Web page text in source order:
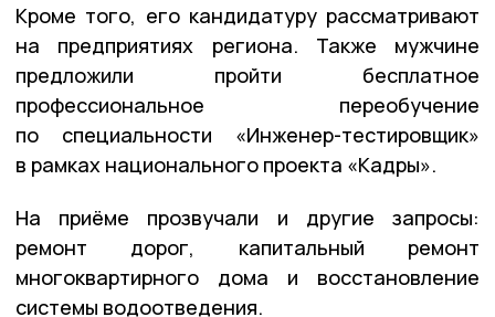
Кроме того, его кандидатуру рассматривают
на предприятиях региона. Также мужчине
предложили пройти бесплатное
профессиональное переобучение
по специальности «Инженер-тестировщик»
в рамках национального проекта «Кадры».
На приёме прозвучали и другие запросы:
ремонт дорог, капитальный ремонт
многоквартирного дома и восстановление
системы водоотведения.